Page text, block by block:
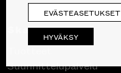
Skanno
Suunnittelupalvelu
EVÄSTEASETUKSET
HYVÄKSY